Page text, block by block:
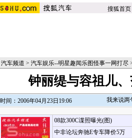
搜狐首页
汽车频道 > 汽车娱乐--明星趣闻乐图怪事一网打尽
钟丽缇与容祖儿
时间：2006年04月23日19:06 我来说两
08款300C谍照曝光(图)
中非论坛奔驰E专车降价5万